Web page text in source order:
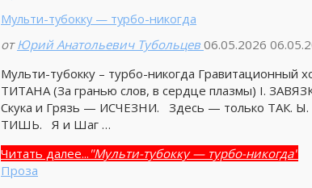
Мульти-тубокку — турбо-никогда
от Юрий Анатольевич Тубольцев 06.05.2026
Мульти-тубокку – турбо-никогда
ТИТАНА (За гранью слов, в сердце плазмы) I.
Скука и Грязь — ИСЧЕЗНИ. Здесь — только
ТИШЬ. Я и Шаг …
Читать далее... "Мульти-тубокку — турбо-никогда"
Проза